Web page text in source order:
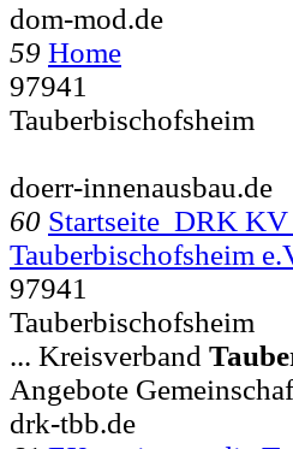
dom-mod.de
59 Home
97941
Tauberbischofsheim
doerr-innenausbau.de
60 Startseite DRK KV
Tauberbischofsheim
97941
Tauberbischofsheim
... Kreisverband
Angebote
drk-tbb.de